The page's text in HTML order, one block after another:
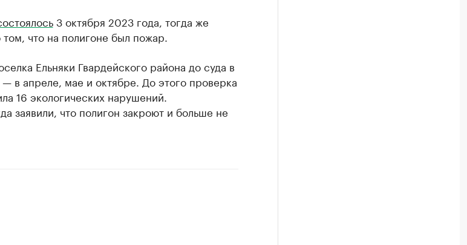
3 октября 2023 года, тогда же
что на полигоне был пожар.
Ельняки Гвардейского района до суда в
в апреле, мае и октябре. До этого проверка
16 экологических нарушений.
заявили, что полигон закроют и больше не